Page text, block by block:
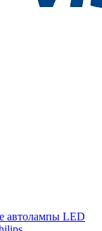
автолампы LED